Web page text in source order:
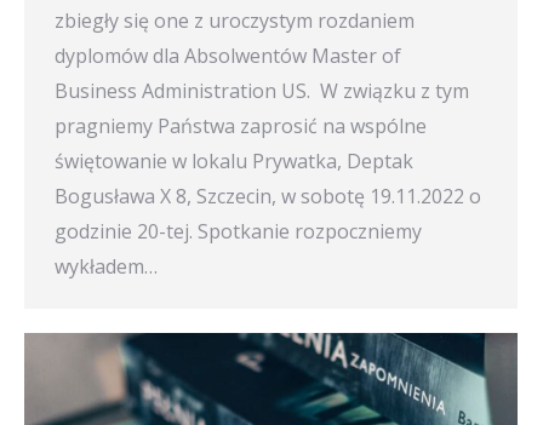
zbiegły się one z uroczystym rozdaniem
dyplomów dla Absolwentów Master of
Business Administration US. W związku z tym
pragniemy Państwa zaprosić na wspólne
świętowanie w lokalu Prywatka, Deptak
Bogusława X 8, Szczecin, w sobotę 19.11.2022 o
godzinie 20-tej. Spotkanie rozpoczniemy
wykładem…